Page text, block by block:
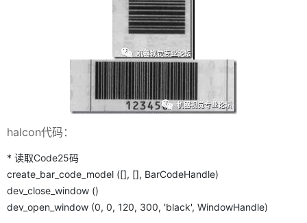
halcon代码：
* 读取Code25码
create_bar_code_model ([], [], BarCodeHandle)
dev_close_window ()
dev_open_window (0, 0, 120, 300, 'black', WindowHandle)